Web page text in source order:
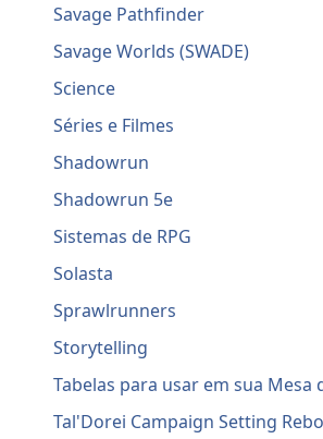
Savage Pathfinder
Savage Worlds (SWADE)
Science
Séries e Filmes
Shadowrun
Shadowrun 5e
Sistemas de RPG
Solasta
Sprawlrunners
Storytelling
Tabelas para usar em sua Mesa
Tal'Dorei Campaign Setting